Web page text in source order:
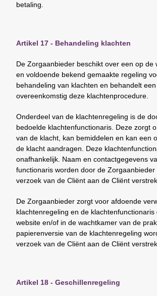
betaling.
Artikel 17 - Behandeling klachten
De Zorgaanbieder beschikt over een op de
en voldoende bekend gemaakte regeling
behandeling van klachten en behandelt
overeenkomstig deze klachtenprocedure.
Onderdeel van de klachtenregeling is de
bedoelde klachtenfunctionaris. Deze zorgt
van de klacht, kan bemiddelen en kan een
de klacht aandragen. Deze
onafhankelijk. Naam en contactgegevens
functionaris worden door de Zorgaanbieder
verzoek van de Cliënt aan de Cliënt
De Zorgaanbieder zorgt voor afdoende
klachtenregeling en de klachtenfunctionaris
website en/of in de wachtkamer van de
papierenversie van de klachtenregeling
verzoek van de Cliënt aan de Cliënt
Artikel 18 - Geschillenregeling